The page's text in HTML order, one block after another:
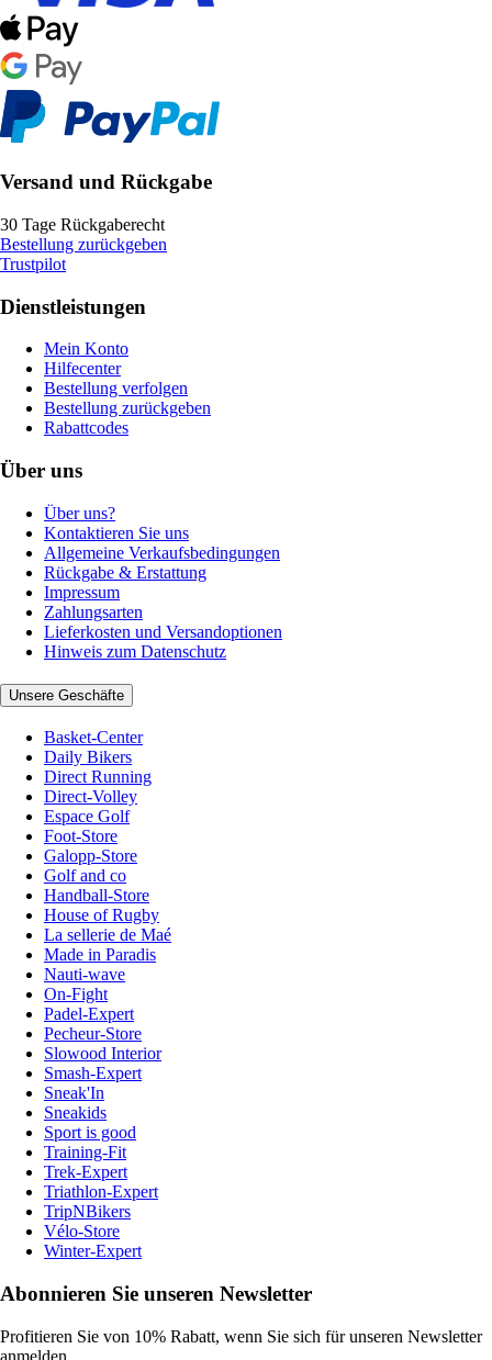
Versand und Rückgabe
30 Tage Rückgaberecht
Bestellung zurückgeben
Trustpilot
Dienstleistungen
Mein Konto
Hilfecenter
Bestellung verfolgen
Bestellung zurückgeben
Rabattcodes
Über uns
Über uns?
Kontaktieren Sie uns
Allgemeine Verkaufsbedingungen
Rückgabe & Erstattung
Impressum
Zahlungsarten
Lieferkosten und Versandoptionen
Hinweis zum Datenschutz
Unsere Geschäfte
Basket-Center
Daily Bikers
Direct Running
Direct-Volley
Espace Golf
Foot-Store
Galopp-Store
Golf and co
Handball-Store
House of Rugby
La sellerie de Maé
Made in Paradis
Nauti-wave
On-Fight
Padel-Expert
Pecheur-Store
Slowood Interior
Smash-Expert
Sneak'In
Sneakids
Sport is good
Training-Fit
Trek-Expert
Triathlon-Expert
TripNBikers
Vélo-Store
Winter-Expert
Abonnieren Sie unseren Newsletter
Profitieren Sie von 10% Rabatt, wenn Sie sich für unseren Newsletter
anmelden